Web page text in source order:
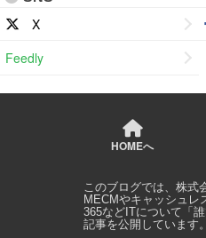
X
Feedly
HOMEへ
このブログでは、 株式
MECMやキャッシュレ
365などITについて「
記事を公開しています。